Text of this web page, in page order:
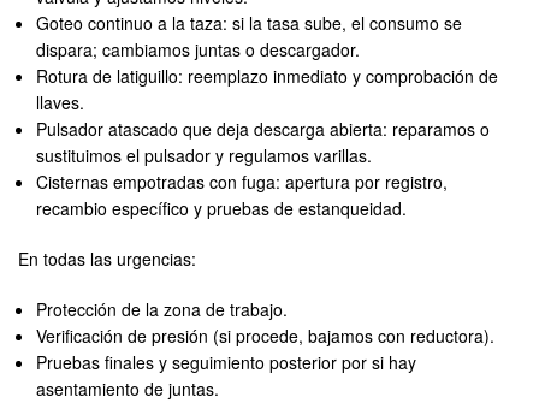
Goteo continuo a la taza: si la tasa sube, el consumo se
dispara; cambiamos juntas o descargador.
Rotura de latiguillo: reemplazo inmediato y comprobación de
llaves.
Pulsador atascado que deja descarga abierta: reparamos o
sustituimos el pulsador y regulamos varillas.
Cisternas empotradas con fuga: apertura por registro,
recambio específico y pruebas de estanqueidad.
En todas las urgencias:
Protección de la zona de trabajo.
Verificación de presión (si procede, bajamos con reductora).
Pruebas finales y seguimiento posterior por si hay
asentamiento de juntas.